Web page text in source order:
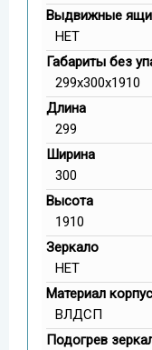
Выдвижные
НЕТ
Габариты без
299x300x1910
Длина
299
Ширина
300
Высота
1910
Зеркало
НЕТ
Материал
ВЛДСП
Подогрев